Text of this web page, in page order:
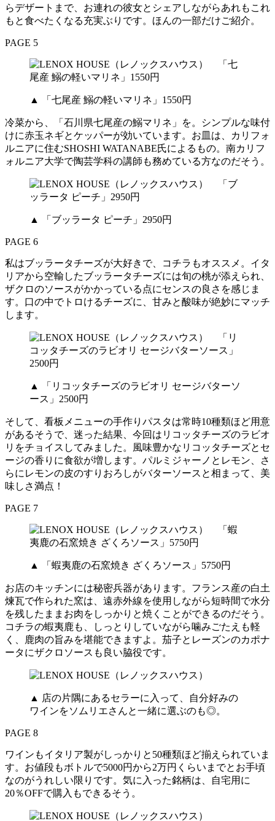
らデザートまで、お連れの彼女とシェアしながらあれもこれ
もと食べたくなる充実ぶりです。ほんの一部だけご紹介。
PAGE 5
▲ 「七尾産 鰯の軽いマリネ」1550円
冷菜から、「石川県七尾産の鰯マリネ」を。シンプルな味付
けに赤玉ネギとケッパーが効いています。お皿は、カリフォ
ルニアに住むSHOSHI WATANABE氏によるもの。南カリフ
ォルニア大学で陶芸学科の講師も務めている方なのだそう。
▲ 「ブッラータ ピーチ」2950円
PAGE 6
私はブッラータチーズが大好きで、コチラもオススメ。イタ
リアから空輸したブッラータチーズには旬の桃が添えられ、
ザクロのソースがかかっている点にセンスの良さを感じま
す。口の中でトロけるチーズに、甘みと酸味が絶妙にマッチ
します。
▲ 「リコッタチーズのラビオリ セージバターソ
ース」2500円
そして、看板メニューの手作りパスタは常時10種類ほど用意
があるそうで、迷った結果、今回はリコッタチーズのラビオ
リをチョイスしてみました。風味豊かなリコッタチーズとセ
ージの香りに食欲が増します。パルミジャーノとレモン、さ
らにレモンの皮のすりおろしがバターソースと相まって、美
味しさ満点！
PAGE 7
▲ 「蝦夷鹿の石窯焼き ざくろソース」5750円
お店のキッチンには秘密兵器があります。フランス産の白土
煉瓦で作られた窯は、遠赤外線を使用しながら短時間で水分
を残したままお肉をしっかりと焼くことができるのだそう。
コチラの蝦夷鹿も、しっとりしていながら噛みごたえも軽
く、鹿肉の旨みを堪能できますよ。茄子とレーズンのカポナ
ータにザクロソースも良い脇役です。
▲ 店の片隅にあるセラーに入って、自分好みの
ワインをソムリエさんと一緒に選ぶのも◎。
PAGE 8
ワインもイタリア製がしっかりと50種類ほど揃えられていま
す。お値段もボトルで5000円から2万円くらいまでとお手頃
なのがうれしい限りです。気に入った銘柄は、自宅用に
20％OFFで購入もできるそう。